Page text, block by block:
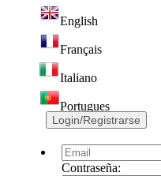
English
Français
Italiano
Portugues
Login/Registrarse
Contraseña: